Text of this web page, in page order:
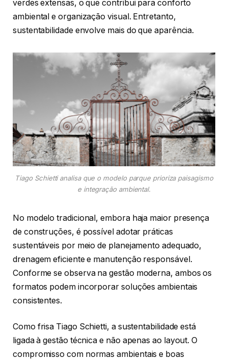
verdes extensas, o que contribui para conforto
ambiental e organização visual. Entretanto,
sustentabilidade envolve mais do que aparência.
Tiago Schietti analisa que o modelo parque prioriza paisagismo
e integração ambiental.
No modelo tradicional, embora haja maior presença
de construções, é possível adotar práticas
sustentáveis por meio de planejamento adequado,
drenagem eficiente e manutenção responsável.
Conforme se observa na gestão moderna, ambos os
formatos podem incorporar soluções ambientais
consistentes.
Como frisa Tiago Schietti, a sustentabilidade está
ligada à gestão técnica e não apenas ao layout. O
compromisso com normas ambientais e boas